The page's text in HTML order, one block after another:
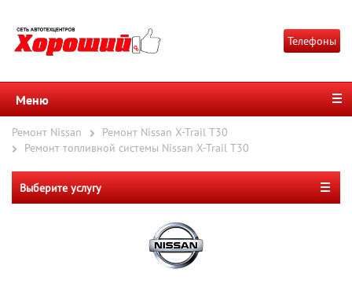
Телефоны
Меню
Ремонт Nissan
Ремонт Nissan X-Trail T30
Ремонт топливной системы Nissan X-Trail T30
Выберите услугу